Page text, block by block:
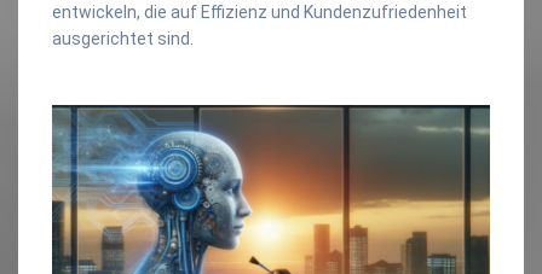
entwickeln, die auf Effizienz und Kundenzufriedenheit
ausgerichtet sind.